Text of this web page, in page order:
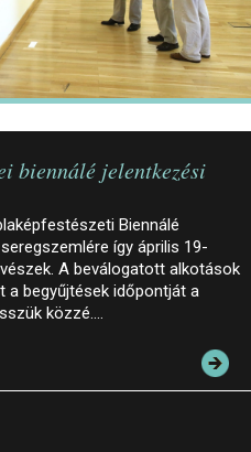
biennálé jelentkezési
Biennálé
így április 19-
A beválogatott alkotások
a begyűjtések időpontját a
közzé.…